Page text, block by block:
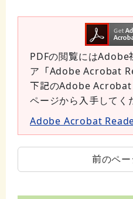
PDFの閲覧にはAdobe
ア「Adobe Acrobat
下記のAdobe Acrobat
ページから入手してく
Adobe Acrobat
前のペ